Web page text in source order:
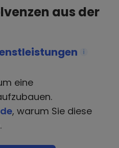
aus der
i
eine
, warum Sie diese